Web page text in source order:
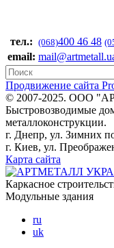
тел.: (068)400 46 48
email:
Продвижение сайта
© 2007-2025. ООО
Быстровозводимые
металлоконструкции.
г. Днепр, ул. Зимних
г. Киев, ул.
Карта сайта
Каркасное
Модульные здания
ru
uk